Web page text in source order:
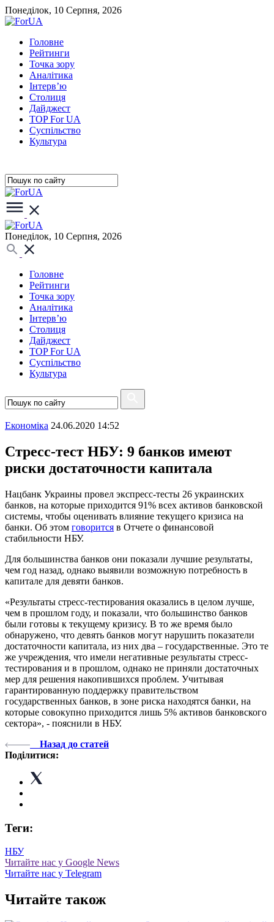
Понеділок, 10 Серпня, 2026
Головне
Рейтинги
Точка зору
Аналітика
Інтерв’ю
Столиця
Дайджест
TOP For UA
Суспiльство
Культура
Понеділок, 10 Серпня, 2026
Головне
Рейтинги
Точка зору
Аналітика
Інтерв’ю
Столиця
Дайджест
TOP For UA
Суспiльство
Культура
Економіка 24.06.2020 14:52
Стресс-тест НБУ: 9 банков имеют
риски достаточности капитала
Нацбанк Украины провел экспресс-тесты 26 украинских
банков, на которые приходится 91% всех активов банковской
системы, чтобы оценивать влияние текущего кризиса на
банки. Об этом говорится в Отчете о финансовой
стабильности НБУ.
Для большинства банков они показали лучшие результаты,
чем год назад, однако выявили возможную потребность в
капитале для девяти банков.
«Результаты стресс-тестирования оказались в целом лучше,
чем в прошлом году, и показали, что большинство банков
были готовы к текущему кризису. В то же время было
обнаружено, что девять банков могут нарушить показатели
достаточности капитала, из них два – государственные. Это те
же учреждения, что имели негативные результаты стресс-
тестирования и в прошлом, однако не приняли достаточных
мер для решения накопившихся проблем. Учитывая
гарантированную поддержку правительством
государственных банков, в зоне риска находятся банки, на
которые совокупно приходится лишь 5% активов банковского
сектора», - пояснили в НБУ.
Назад до статей
Поділитися:
Теги:
НБУ
Читайте нас у Google News
Читайте нас у Telegram
Читайте також